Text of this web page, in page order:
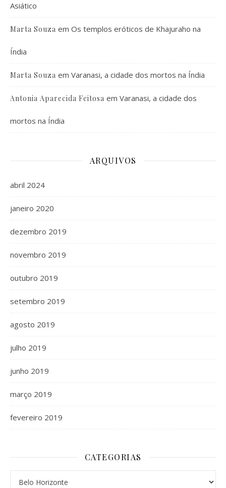
Asiático
Marta Souza em Os templos eróticos de Khajuraho na
Índia
Marta Souza em Varanasi, a cidade dos mortos na Índia
Antonia Aparecida Feitosa em Varanasi, a cidade dos
mortos na Índia
ARQUIVOS
abril 2024
janeiro 2020
dezembro 2019
novembro 2019
outubro 2019
setembro 2019
agosto 2019
julho 2019
junho 2019
março 2019
fevereiro 2019
CATEGORIAS